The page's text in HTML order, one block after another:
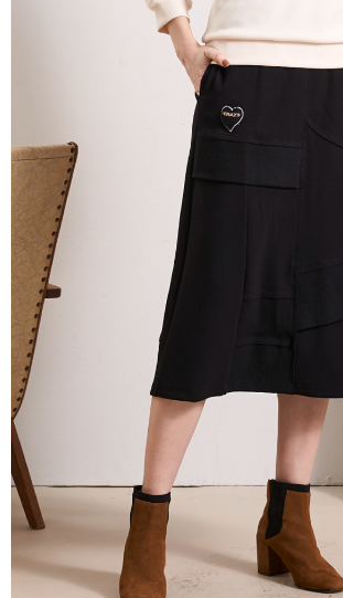
4.訂單成立30分鐘內，如未前往確認交易或遇審核未
消。如遇「轉專審核」未通過狀況，表示未達大哥付
1.分期款項不併入電信帳單，「大哥付你分期」於每
2.透過簡訊連結打開帳單後，可選擇「超商條碼／台
帳／街口支付／iPASS MONEY」等通路繳費。
【注意事項】
1.本服務係由「台灣大哥大股份有限公司」（以下簡
用戶於交易時，得透過本服務購買商品或服務，並由
買賣價金債權讓與本公司後，依約使用本公司帳單繳
2.基於同意付款使用「大哥付你分期」之契約關係目
資料（包含姓名、電話或地址）提供予台灣大哥大進
由本公司與您本人進行分期帳單所需資料之確認、核對
3.完整用戶服務條款，請詳閱以下連結：
https://
１．簡單：不需註冊會員、不需綁卡、不需儲值。
２．便利：只要手機號碼，簡訊認證，即可結帳。
３．安心：先確認商品／服務後，再付款。
【「AFTEE先享後付」結帳流程】
１．於結帳方式選擇「AFTEE先享後付」後，將跳轉
結帳頁面，進行簡訊認證並確認金額後，即可完成結帳
２．訂單成立數日內，您將收到繳費通知簡訊。
３．收到繳費通知簡訊後14天內，點擊此簡訊中的連
ATM／網路銀行／等多元方式進行付款，方視為交易完
※ 請注意：結帳手續完成當下不需立刻繳費，但若您
購買商品的店家。未經商家同意取消之訂單仍視為有
後付繳納相關費用。
※ 交易是否成功請以「AFTEE先享後付 」之結帳頁面
是否繳費成功／繳費後需取消欲退款等相關疑問，請
客戶支援中心」
https://netprotections.freshdesk.com/
【注意事項】
１．透過由恩沛科技股份有限公司提供之「AFTEE先
易，需依本服務之必要範圍內提供個人資料，並將交
權轉讓予恩沛科技股份有限公司。
２．關於個人資料處理事宜，請瀏覽以下網址：
https://aftee.tw/terms/#terms3
３．未成年的使用者請事先徵得法定代理人或監護人之
「AFTEE先享後付」，若未經同意申辦者引起之損失
任。
４．使用「AFTEE先享後付」時，將依據個別帳號之
時審查核予不同之上限額度；若仍有額度不足之情形
請求用戶進行身份認證。
每筆NT$120，滿NT$2,000(含以上)免運費
7-11取貨付款
每筆NT$120，滿NT$2,000(含以上)免運費
宅配
每筆NT$120，滿NT$2,000(含以上)免運費